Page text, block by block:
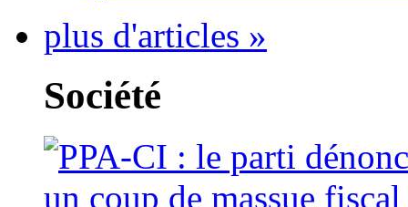
plus d'articles »
Société